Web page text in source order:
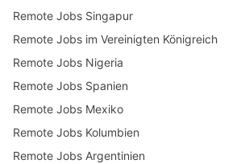
Remote Jobs Singapur
Remote Jobs im Vereinigten Königreich
Remote Jobs Nigeria
Remote Jobs Spanien
Remote Jobs Mexiko
Remote Jobs Kolumbien
Remote Jobs Argentinien